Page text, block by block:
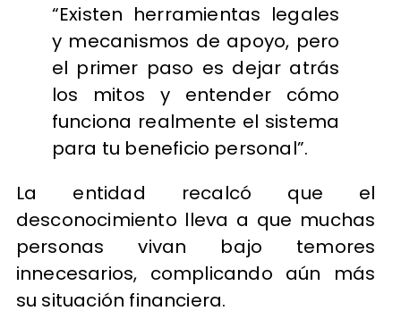
“Existen herramientas legales
y mecanismos de apoyo, pero
el primer paso es dejar atrás
los mitos y entender cómo
funciona realmente el sistema
para tu beneficio personal”.
La entidad recalcó que el
desconocimiento lleva a que muchas
personas vivan bajo temores
innecesarios, complicando aún más
su situación financiera.